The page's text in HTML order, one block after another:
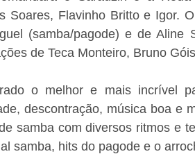
Soares, Flavinho Britto e Igor.
(samba/pagode) e de Aline
de Teca Monteiro, Bruno
o melhor e mais incrível
descontração, música boa e
samba com diversos ritmos e
samba, hits do pagode e o